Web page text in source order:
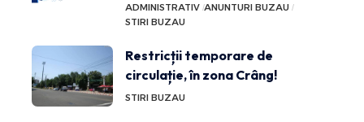
ADMINISTRATIV ANUNTURI BUZAU
STIRI BUZAU
Restricții temporare de
circulație, în zona Crâng!
STIRI BUZAU